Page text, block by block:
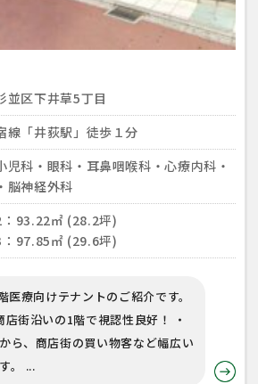
並区下井草5丁目
線「井荻駅」徒歩１分
児科・眼科・耳鼻咽喉科・心療内科・
脳神経外科
93.22㎡ (28.2坪)
97.85㎡ (29.6坪)
療向けテナントのご紹介です。
店街沿いの1階で視認性良好！ ・
ら、商店街の買い物客など幅広い
。 ...